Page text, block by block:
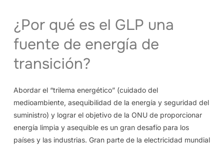
¿Por qué es el GLP una
fuente de energía de
transición?
Abordar el “trilema energético” (cuidado del
medioambiente, asequibilidad de la energía y seguridad del
suministro) y lograr el objetivo de la ONU de proporcionar
energía limpia y asequible es un gran desafío para los
países y las industrias. Gran parte de la electricidad mundial